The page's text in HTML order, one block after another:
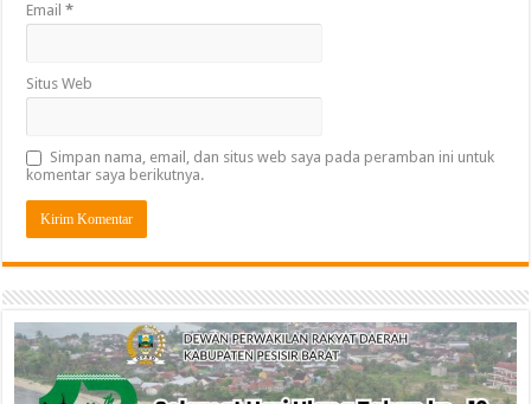
Email*
Situs Web
Simpan nama, email, dan situs web saya pada peramban ini untuk
komentar saya berikutnya.